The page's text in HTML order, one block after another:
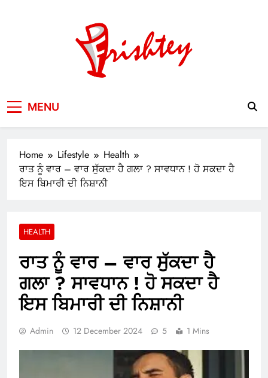
MENU
Home Lifestyle
Health
ਰਾਤ ਨੂੰ ਵਾਰ – ਵਾਰ ਸੁੱਕਦਾ ਹੈ ਗਲਾ ? ਸਾਵਧਾਨ ! ਹੋ ਸਕਦਾ ਹੈ
ਇਸ ਬਿਮਾਰੀ ਦੀ ਨਿਸ਼ਾਨੀ
HEALTH
ਰਾਤ ਨੂੰ ਵਾਰ – ਵਾਰ ਸੁੱਕਦਾ ਹੈ
ਗਲਾ ? ਸਾਵਧਾਨ ! ਹੋ ਸਕਦਾ ਹੈ
ਇਸ ਬਿਮਾਰੀ ਦੀ ਨਿਸ਼ਾਨੀ
Admin 12 December 2024 5 1 Mins